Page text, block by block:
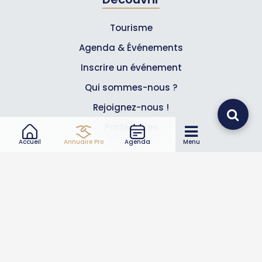
Accueil Annuaire Pro Agenda Menu
Tourisme
Agenda & Événements
Inscrire un événement
Qui sommes-nous ?
Rejoignez-nous !
Partenaires